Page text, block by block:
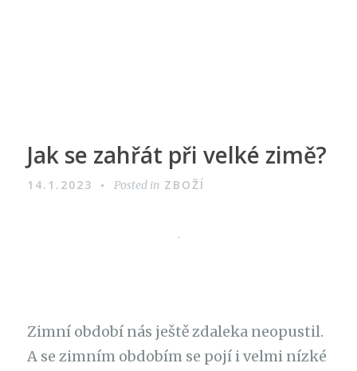
Jak se zahřát při velké zimě?
14.1.2023 Posted in ZBOŽÍ
Zimní období nás ještě zdaleka neopustil.
A se zimním obdobím se pojí i velmi nízké